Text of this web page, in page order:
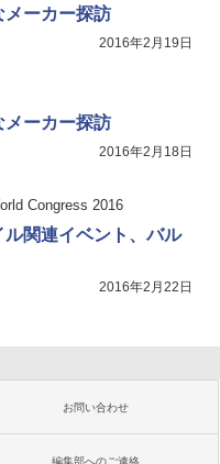
メーカー探訪
2016年2月19日
メーカー探訪
2016年2月18日
Congress 2016
関連イベント、バル
2016年2月22日
お問い合わせ
編集部へのご連絡